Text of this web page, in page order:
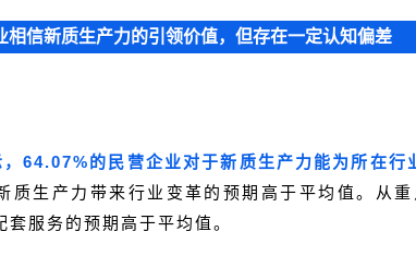
相信新质生产力的引领价值，但存在一定认知偏差
64.07%的民营企业对于新质生产力能为所在行
质生产力带来行业变革的预期高于平均值。从
服务的预期高于平均值。